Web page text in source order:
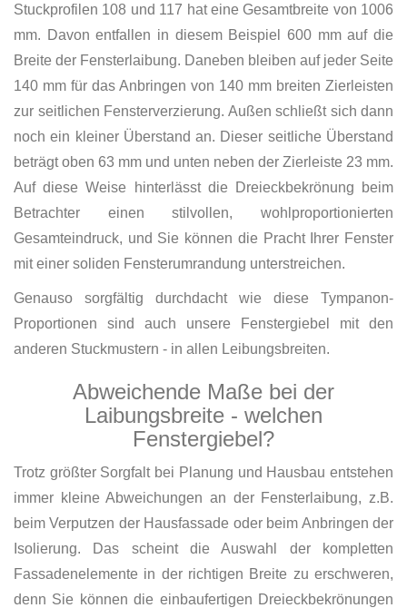
Stuckprofilen 108 und 117 hat eine Gesamtbreite von 1006
mm. Davon entfallen in diesem Beispiel 600 mm auf die
Breite der Fensterlaibung. Daneben bleiben auf jeder Seite
140 mm für das Anbringen von 140 mm breiten Zierleisten
zur seitlichen Fensterverzierung. Außen schließt sich dann
noch ein kleiner Überstand an. Dieser seitliche Überstand
beträgt oben 63 mm und unten neben der Zierleiste 23 mm.
Auf diese Weise hinterlässt die Dreieckbekrönung beim
Betrachter einen stilvollen, wohlproportionierten
Gesamteindruck, und Sie können die Pracht Ihrer Fenster
mit einer soliden Fensterumrandung unterstreichen.
Genauso sorgfältig durchdacht wie diese Tympanon-
Proportionen sind auch unsere Fenstergiebel mit den
anderen Stuckmustern - in allen Leibungsbreiten.
Abweichende Maße bei der
Laibungsbreite - welchen
Fenstergiebel?
Trotz größter Sorgfalt bei Planung und Hausbau entstehen
immer kleine Abweichungen an der Fensterlaibung, z.B.
beim Verputzen der Hausfassade oder beim Anbringen der
Isolierung. Das scheint die Auswahl der kompletten
Fassadenelemente in der richtigen Breite zu erschweren,
denn Sie können die einbaufertigen Dreieckbekrönungen